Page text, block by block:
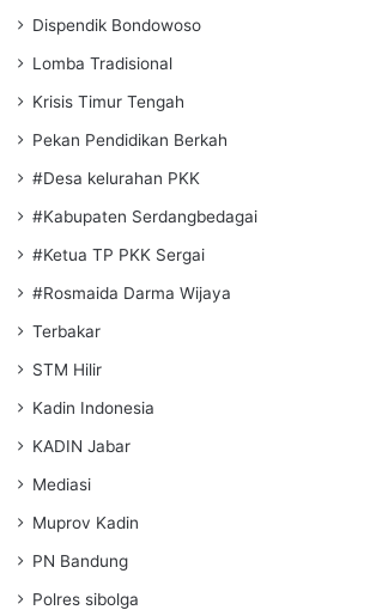
Dispendik Bondowoso
Lomba Tradisional
Krisis Timur Tengah
Pekan Pendidikan Berkah
#Desa kelurahan PKK
#Kabupaten Serdangbedagai
#Ketua TP PKK Sergai
#Rosmaida Darma Wijaya
Terbakar
STM Hilir
Kadin Indonesia
KADIN Jabar
Mediasi
Muprov Kadin
PN Bandung
Polres sibolga